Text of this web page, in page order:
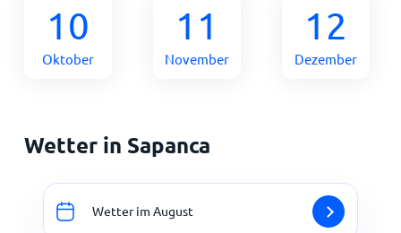
10
Oktober
11
November
12
Dezember
Wetter in Sapanca
Wetter im August